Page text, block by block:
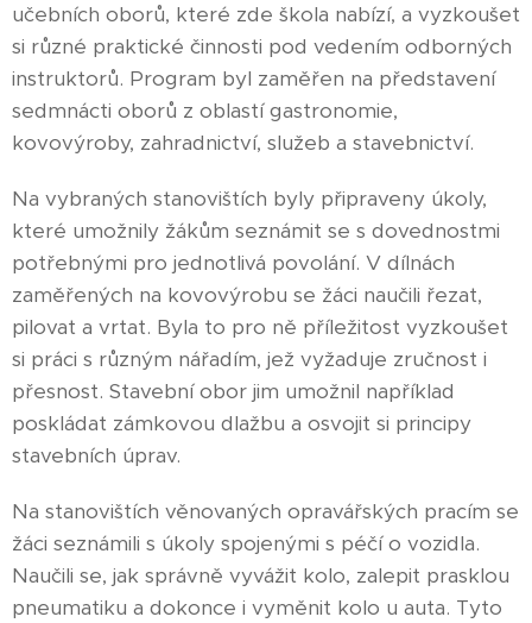
učebních oborů, které zde škola nabízí, a vyzkoušet
si různé praktické činnosti pod vedením odborných
instruktorů. Program byl zaměřen na představení
sedmnácti oborů z oblastí gastronomie,
kovovýroby, zahradnictví, služeb a stavebnictví.
Na vybraných stanovištích byly připraveny úkoly,
které umožnily žákům seznámit se s dovednostmi
potřebnými pro jednotlivá povolání. V dílnách
zaměřených na kovovýrobu se žáci naučili řezat,
pilovat a vrtat. Byla to pro ně příležitost vyzkoušet
si práci s různým nářadím, jež vyžaduje zručnost i
přesnost. Stavební obor jim umožnil například
poskládat zámkovou dlažbu a osvojit si principy
stavebních úprav.
Na stanovištích věnovaných opravářských pracím se
žáci seznámili s úkoly spojenými s péčí o vozidla.
Naučili se, jak správně vyvážit kolo, zalepit prasklou
pneumatiku a dokonce i vyměnit kolo u auta. Tyto